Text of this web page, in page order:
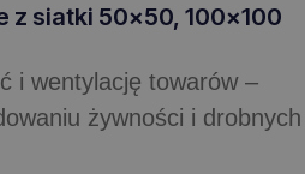
z siatki 50×50, 100×100
i wentylację towarów –
żywności i drobnych